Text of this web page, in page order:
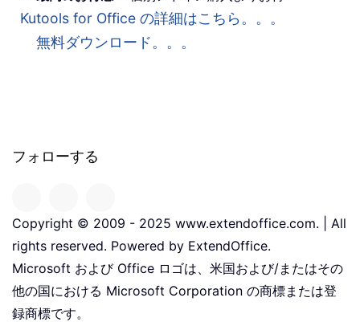
Kutools for Office の詳細はこちら。。。
無料ダウンロード。。。
フォローする
Copyright © 2009 - 2025 www.extendoffice.com. | All
rights reserved. Powered by ExtendOffice.
Microsoft および Office ロゴは、米国および/またはその
他の国における Microsoft Corporation の商標または登
録商標です。